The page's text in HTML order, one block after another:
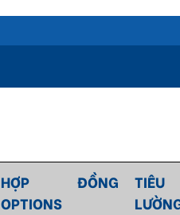
HỢP ĐỒNG
OPTIONS
TIÊU